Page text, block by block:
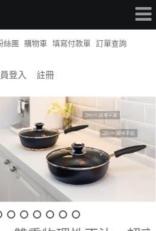
絲團 購物車 填寫付款單 訂單查詢
登入 註冊